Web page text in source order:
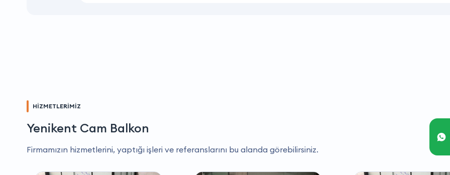
HİZMETLERİMİZ
Yenikent Cam Balkon
Firmamızın hizmetlerini, yaptığı işleri ve referanslarını bu alanda görebilirsiniz.